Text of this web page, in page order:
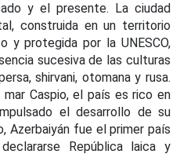
y el presente. La ciudad
construida en un territorio
y protegida por la UNESCO,
sucesiva de las culturas
shirvani, otomana y rusa.
Caspio, el país es rico en
el desarrollo de su
Azerbaiyán fue el primer país
República laica y